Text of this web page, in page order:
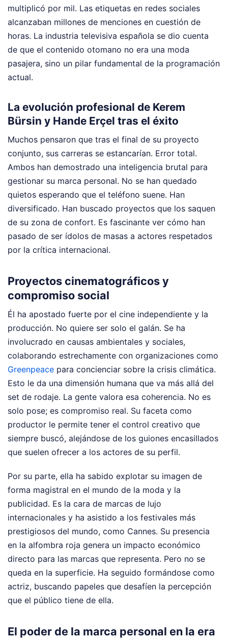
multiplicó por mil. Las etiquetas en redes sociales
alcanzaban millones de menciones en cuestión de
horas. La industria televisiva española se dio cuenta
de que el contenido otomano no era una moda
pasajera, sino un pilar fundamental de la programación
actual.
La evolución profesional de Kerem
Bürsin y Hande Erçel tras el éxito
Muchos pensaron que tras el final de su proyecto
conjunto, sus carreras se estancarían. Error total.
Ambos han demostrado una inteligencia brutal para
gestionar su marca personal. No se han quedado
quietos esperando que el teléfono suene. Han
diversificado. Han buscado proyectos que los saquen
de su zona de confort. Es fascinante ver cómo han
pasado de ser ídolos de masas a actores respetados
por la crítica internacional.
Proyectos cinematográficos y
compromiso social
Él ha apostado fuerte por el cine independiente y la
producción. No quiere ser solo el galán. Se ha
involucrado en causas ambientales y sociales,
colaborando estrechamente con organizaciones como
Greenpeace para concienciar sobre la crisis climática.
Esto le da una dimensión humana que va más allá del
set de rodaje. La gente valora esa coherencia. No es
solo pose; es compromiso real. Su faceta como
productor le permite tener el control creativo que
siempre buscó, alejándose de los guiones encasillados
que suelen ofrecer a los actores de su perfil.
Por su parte, ella ha sabido explotar su imagen de
forma magistral en el mundo de la moda y la
publicidad. Es la cara de marcas de lujo
internacionales y ha asistido a los festivales más
prestigiosos del mundo, como Cannes. Su presencia
en la alfombra roja genera un impacto económico
directo para las marcas que representa. Pero no se
queda en la superficie. Ha seguido formándose como
actriz, buscando papeles que desafíen la percepción
que el público tiene de ella.
El poder de la marca personal en la era